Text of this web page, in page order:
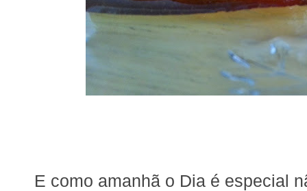
E como amanhã o Dia é especial